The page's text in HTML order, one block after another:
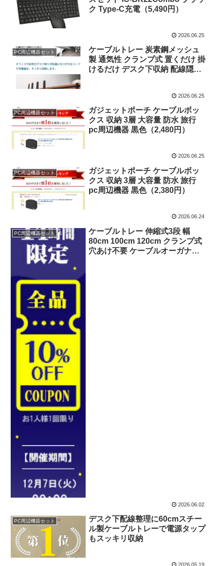
ク Type-C充電（5,490円）
2026.06.25
PC周辺機器セット
ケーブルトレー 炭素鋼メッシュ
製 通気性 クランプ式 置くだけ 掛
けるだけ デスク下収納 配線隠し
2026.06.25
PC周辺機器セット
ガジェットポーチ ケーブルボッ
クス 収納 3層 大容量 防水 旅行
pc周辺機器 黒色（2,480円）
2026.06.25
PC周辺機器セット
ガジェットポーチ ケーブルボッ
クス 収納 3層 大容量 防水 旅行
pc周辺機器 黒色（2,380円）
2026.06.24
PC周辺機器セット
ケーブルトレー 伸縮式3段 幅
80cm 100cm 120cm クランプ式
穴あけ不要 ケーブルオーガナイ
2026.06.02
PC周辺機器セット
デスク下配線整理に60cmスチー
ル製ケーブルトレーで電源タップ
もスッキリ収納
2026.05.19